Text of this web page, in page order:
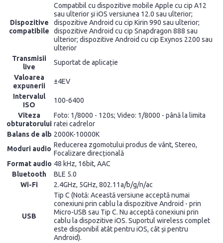
Dispozitive
compatibile
Compatibil cu dispozitive mobile Apple cu cip A12
sau ulterior și iOS versiunea 12.0 sau ulterior;
dispozitive Android cu cip Kirin 990 sau ulterior;
dispozitive Android cu cip Snapdragon 888 sau
ulterior; dispozitive Android cu cip Exynos 2200 sau
ulterior
Transmisii
live
Suportat de aplicație
Valoarea
expunerii
±4EV
Intervalul
ISO
100-6400
Viteza
obturatorului
Foto: 1/8000 - 120s; Video: 1/8000 - până la limita
ratei cadrelor
Balans de alb 2000K-10000K
Moduri audio Reducerea zgomotului produs de vânt, Stereo,
Focalizare direcțională
Format audio 48 kHz, 16bit, AAC
Bluetooth
BLE 5.0
Wi-Fi
2.4GHz, 5GHz, 802.11a/b/g/n/ac
USB
Tip C (Notă: Această versiune acceptă numai
conexiuni prin cablu la dispozitive Android - prin
Micro-USB sau Tip C. Nu acceptă conexiuni prin
cablu la dispozitive iOS. Suportul wireless complet
este disponibil atât pentru iOS, cât și pentru
Android).